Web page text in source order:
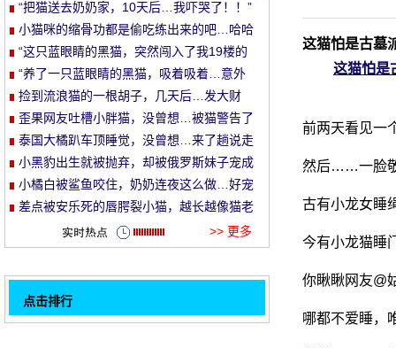
et
这猫怕是古墓
这猫怕是
前两天看见一
然后……一脸
古有小龙女睡
今有小龙猫睡
你瞅瞅网友@
哪都不爱睡，
“把猫送去奶奶家，10天后…我吓哭了！！”
小猫咪的缩骨功都是偷吃练出来的吧…哈哈
哈
“这只蓝眼睛的黑猫，突然闯入了我19楼的
家里…”
“养了一只蓝眼睛的黑猫，吸着吸着…意外
发生了！”
捡到流浪猫的一根胡子，几天后…发大财
了！
歪果网友吐槽小胖猫，没曾想…被猫警告了
哈哈哈
泰国大橘趴车顶睡觉，没曾想…来了趟说走
就走的旅行哈哈哈！
小黑豹出生就被抛弃，却被俄罗斯妹子宠成
了铁憨憨！
小橘白被鲨鱼咬住，奶奶连夜这么做…好宠
溺！
差点被安乐死的唇腭裂小猫，越长越像猫老
>> 更多
点击排行